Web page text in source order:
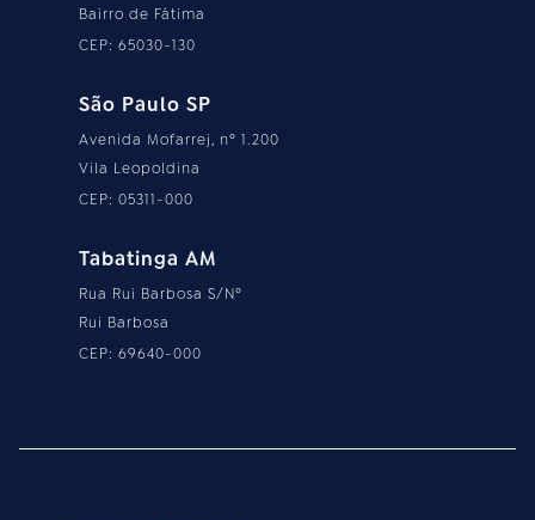
Bairro de Fátima
CEP: 65030-130
São Paulo SP
Avenida Mofarrej, nº 1.200
Vila Leopoldina
CEP: 05311-000
Tabatinga AM
Rua Rui Barbosa S/Nº
Rui Barbosa
CEP: 69640-000